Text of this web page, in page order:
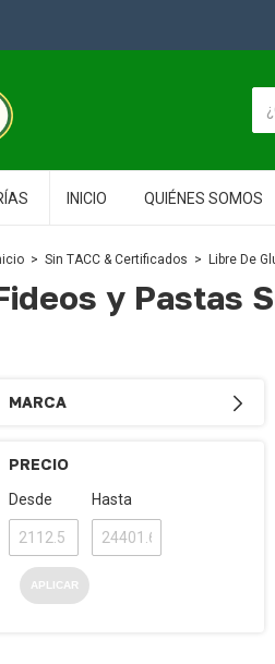
INICIO QUIÉNES SOMOS
> Sin TACC & Certificados > Libre De
y Pastas
MARCA
PRECIO
Desde Hasta
APLICAR